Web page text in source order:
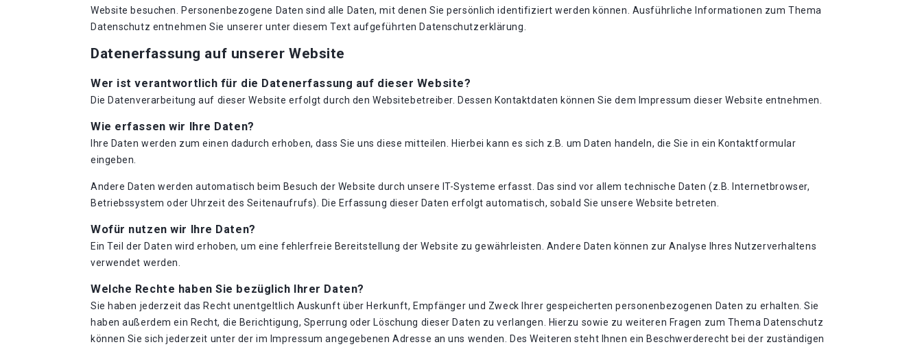
Website besuchen. Personenbezogene Daten sind alle Daten, mit denen Sie persönlich identifiziert werden können. Ausführliche Informationen zum Thema
Datenschutz entnehmen Sie unserer unter diesem Text aufgeführten Datenschutzerklärung.
Datenerfassung auf unserer Website
Wer ist verantwortlich für die Datenerfassung auf dieser Website?
Die Datenverarbeitung auf dieser Website erfolgt durch den Websitebetreiber. Dessen Kontaktdaten können Sie dem Impressum dieser Website entnehmen.
Wie erfassen wir Ihre Daten?
Ihre Daten werden zum einen dadurch erhoben, dass Sie uns diese mitteilen. Hierbei kann es sich z.B. um Daten handeln, die Sie in ein Kontaktformular
eingeben.
Andere Daten werden automatisch beim Besuch der Website durch unsere IT-Systeme erfasst. Das sind vor allem technische Daten (z.B. Internetbrowser,
Betriebssystem oder Uhrzeit des Seitenaufrufs). Die Erfassung dieser Daten erfolgt automatisch, sobald Sie unsere Website betreten.
Wofür nutzen wir Ihre Daten?
Ein Teil der Daten wird erhoben, um eine fehlerfreie Bereitstellung der Website zu gewährleisten. Andere Daten können zur Analyse Ihres Nutzerverhaltens
verwendet werden.
Welche Rechte haben Sie bezüglich Ihrer Daten?
Sie haben jederzeit das Recht unentgeltlich Auskunft über Herkunft, Empfänger und Zweck Ihrer gespeicherten personenbezogenen Daten zu erhalten. Sie
haben außerdem ein Recht, die Berichtigung, Sperrung oder Löschung dieser Daten zu verlangen. Hierzu sowie zu weiteren Fragen zum Thema Datenschutz
können Sie sich jederzeit unter der im Impressum angegebenen Adresse an uns wenden. Des Weiteren steht Ihnen ein Beschwerderecht bei der zuständigen